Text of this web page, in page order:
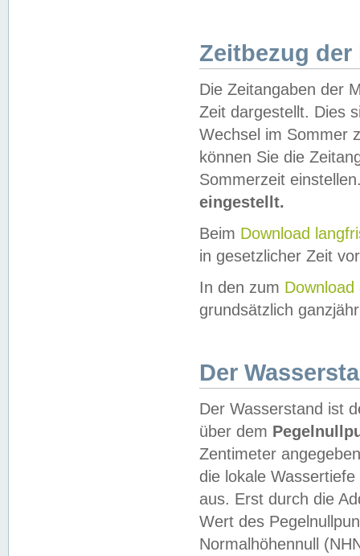
Zeitbezug der
Die Zeitangaben der
Zeit dargestellt. Dies
Wechsel im Sommer
können Sie die
Sommerzeit
eingestellt.
Beim Download
in gesetzlicher Zeit
In den zum Download
grundsätzlich
Der
Der Wasserstand ist
über dem
Zentimeter
die lokale
aus. Erst durch die
Wert des
Normalhöhennull